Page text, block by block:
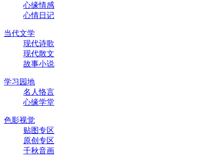
心缘情感
心情日记
当代文学
现代诗歌
现代散文
故事小说
学习园地
名人恪言
心缘学堂
色影视觉
贴图专区
原创专区
千秋音画